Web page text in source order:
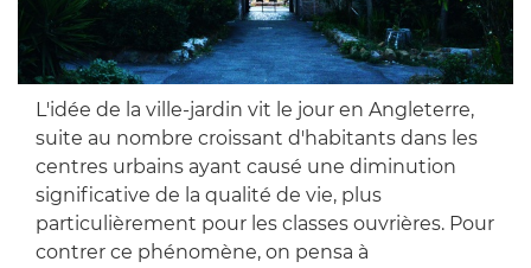
L'idée de la ville-jardin vit le jour en Angleterre,
suite au nombre croissant d'habitants dans les
centres urbains ayant causé une diminution
significative de la qualité de vie, plus
particulièrement pour les classes ouvrières. Pour
contrer ce phénomène, on pensa à